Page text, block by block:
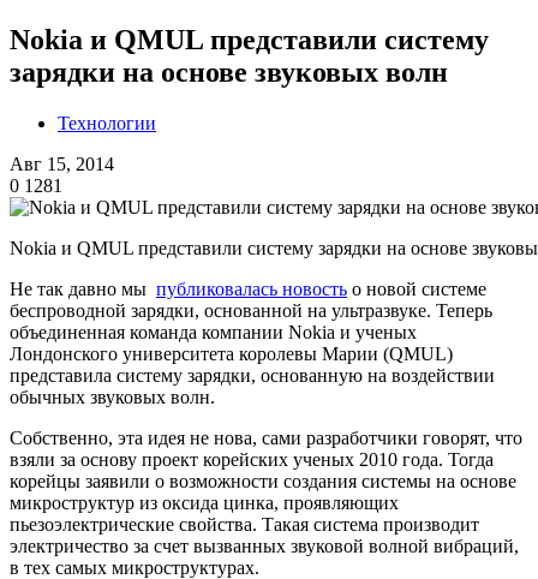
Nokia и QMUL представили систему
зарядки на основе звуковых волн
Технологии
Авг 15, 2014
0 1281
Nokia и QMUL представили систему зарядки на основе
Не так давно мы публиковалась новость о новой системе
беспроводной зарядки, основанной на ультразвуке. Теперь
объединенная команда компании Nokia и ученых
Лондонского университета королевы Марии (QMUL)
представила систему зарядки, основанную на воздействии
обычных звуковых волн.
Собственно, эта идея не нова, сами разработчики говорят, что
взяли за основу проект корейских ученых 2010 года. Тогда
корейцы заявили о возможности создания системы на основе
микроструктур из оксида цинка, проявляющих
пьезоэлектрические свойства. Такая система производит
электричество за счет вызванных звуковой волной вибраций,
в тех самых микроструктурах.